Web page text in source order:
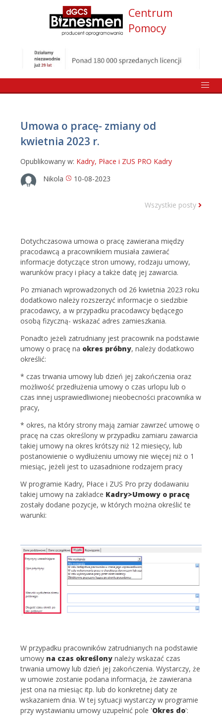
Centrum
Pomocy
Umowa o pracę- zmiany od
kwietnia 2023 r.
Opublikowany w: Kadry, Płace i ZUS PRO Kadry
Nikola
10-08-2023
Wszystkie posty
Dotychczasowa umowa o pracę zawierana między
pracodawcą a pracownikiem musiała zawierać
informacje dotyczące stron umowy, rodzaju umowy,
warunków pracy i płacy a także datę jej zawarcia.
Po zmianach wprowadzonych od 26 kwietnia 2023 roku
dodatkowo należy rozszerzyć informacje o siedzibie
pracodawcy, a w przypadku pracodawcy będącego
osobą fizyczną- wskazać adres zamieszkania.
Ponadto jeżeli zatrudniany jest pracownik na podstawie
umowy o pracę na okres próbny, należy dodatkowo
określić:
* czas trwania umowy lub dzień jej zakończenia oraz
możliwość przedłużenia umowy o czas urlopu lub o
czas innej usprawiedliwionej nieobecności pracownika w
pracy,
* okres, na który strony mają zamiar zawrzeć umowę o
pracę na czas określony w przypadku zamiaru zawarcia
takiej umowy na okres krótszy niż 12 miesięcy, lub
postanowienie o wydłużeniu umowy nie więcej niż o 1
miesiąc, jeżeli jest to uzasadnione rodzajem pracy
W programie Kadry, Płace i ZUS Pro przy dodawaniu
takiej umowy na zakładce Kadry>Umowy o pracę
zostały dodane pozycje, w których można określić te
warunki:
W przypadku pracowników zatrudnianych na podstawie
umowy na czas określony należy wskazać czas
trwania umowy lub dzień jej zakończenia. Wystarczy, że
w umowie zostanie podana informacja, że zawierana
jest ona na miesiąc itp. lub do konkretnej daty ze
wskazaniem dnia. W tej sytuacji wystarczy w programie
przy wystawianiu umowy uzupełnić pole 'Okres do':